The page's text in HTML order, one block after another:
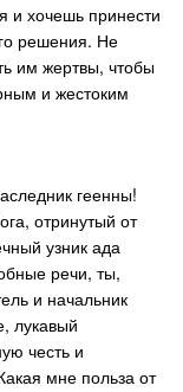
и хочешь принести
решения. Не
им жертвы, чтобы
и жестоким
геенны!
отринутый от
узник ада
речи, ты,
и начальник
лукавый
честь и
мне польза от